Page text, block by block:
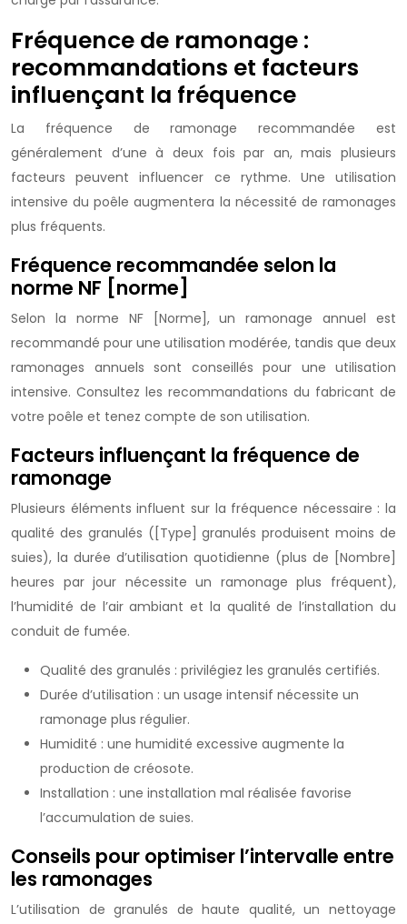
Fréquence de ramonage :
recommandations et facteurs
influençant la fréquence
La fréquence de ramonage recommandée est
généralement d’une à deux fois par an, mais plusieurs
facteurs peuvent influencer ce rythme. Une utilisation
intensive du poêle augmentera la nécessité de ramonages
plus fréquents.
Fréquence recommandée selon la
norme NF [norme]
Selon la norme NF [Norme], un ramonage annuel est
recommandé pour une utilisation modérée, tandis que deux
ramonages annuels sont conseillés pour une utilisation
intensive. Consultez les recommandations du fabricant de
votre poêle et tenez compte de son utilisation.
Facteurs influençant la fréquence de
ramonage
Plusieurs éléments influent sur la fréquence nécessaire : la
qualité des granulés ([Type] granulés produisent moins de
suies), la durée d’utilisation quotidienne (plus de [Nombre]
heures par jour nécessite un ramonage plus fréquent),
l’humidité de l’air ambiant et la qualité de l’installation du
conduit de fumée.
Qualité des granulés : privilégiez les granulés certifiés.
Durée d’utilisation : un usage intensif nécessite un
ramonage plus régulier.
Humidité : une humidité excessive augmente la
production de créosote.
Installation : une installation mal réalisée favorise
l’accumulation de suies.
Conseils pour optimiser l’intervalle entre
les ramonages
L’utilisation de granulés de haute qualité, un nettoyage